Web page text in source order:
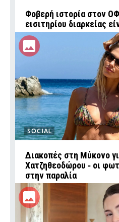
Φοβερή ιστορία στον
εισιτηρίου διαρκείας
SOCIAL
Διακοπές στη Μύκονο
Χατζηθεοδώρου ‑ οι
στην παραλία